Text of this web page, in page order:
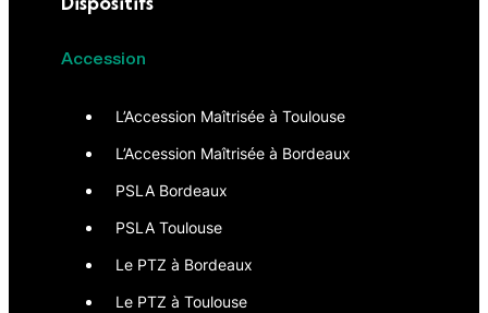
Accession
L’Accession Maîtrisée à Toulouse
L’Accession Maîtrisée à Bordeaux
PSLA Bordeaux
PSLA Toulouse
Le PTZ à Bordeaux
Le PTZ à Toulouse